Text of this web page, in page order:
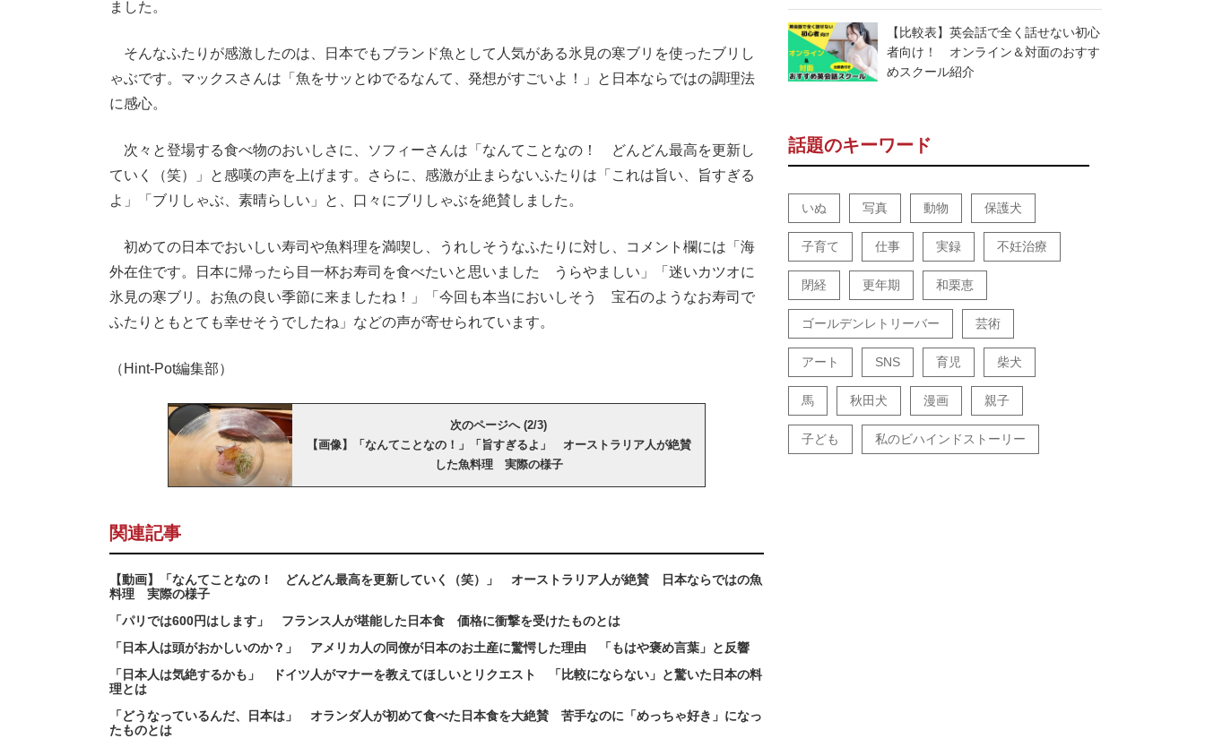
ました。
そんなふたりが感激したのは、日本でもブランド魚として人気がある氷見の寒ブリを使ったブリし
ゃぶです。マックスさんは「魚をサッとゆでるなんて、発想がすごいよ！」と日本ならではの調理法
に感心。
次々と登場する食べ物のおいしさに、ソフィーさんは「なんてことなの！ どんどん最高を更新し
ていく（笑）」と感嘆の声を上げます。さらに、感激が止まらないふたりは「これは旨い、旨すぎる
よ」「ブリしゃぶ、素晴らしい」と、口々にブリしゃぶを絶賛しました。
初めての日本でおいしい寿司や魚料理を満喫し、うれしそうなふたりに対し、コメント欄には「海
外在住です。日本に帰ったら目一杯お寿司を食べたいと思いました うらやましい」「迷いカツオに
氷見の寒ブリ。お魚の良い季節に来ましたね！」「今回も本当においしそう 宝石のようなお寿司で
ふたりともとても幸せそうでしたね」などの声が寄せられています。
（Hint-Pot編集部）
次のページへ (2/3)
【画像】「なんてことなの！」「旨すぎるよ」 オーストラリア人が絶賛
した魚料理 実際の様子
関連記事
【動画】「なんてことなの！ どんどん最高を更新していく（笑）」 オーストラリア人が絶賛 日本ならではの魚
料理 実際の様子
「パリでは600円はします」 フランス人が堪能した日本食 価格に衝撃を受けたものとは
「日本人は頭がおかしいのか？」 アメリカ人の同僚が日本のお土産に驚愕した理由 「もはや褒め言葉」と反響
「日本人は気絶するかも」 ドイツ人がマナーを教えてほしいとリクエスト 「比較にならない」と驚いた日本の料
理とは
「どうなっているんだ、日本は」 オランダ人が初めて食べた日本食を大絶賛 苦手なのに「めっちゃ好き」になっ
たものとは
【比較表】英会話で全く話せない初心
者向け！ オンライン＆対面のおすす
めスクール紹介
話題のキーワード
いぬ 写真 動物 保護犬
子育て 仕事 実録 不妊治療
閉経 更年期 和栗恵
ゴールデンレトリーバー 芸術
アート SNS 育児 柴犬
馬 秋田犬 漫画 親子
子ども 私のビハインドストーリー